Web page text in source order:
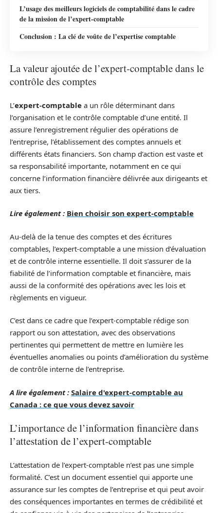
L’usage des meilleurs logiciels de comptabilité dans le cadre
de la mission de l’expert-comptable
Conclusion : La clé de voûte de l’expertise comptable
La valeur ajoutée de l’expert-comptable dans le
contrôle des comptes
L’expert-comptable a un rôle déterminant dans
l’organisation et le contrôle comptable d’une entité. Il
assure l’enregistrement régulier des opérations de
l’entreprise, l’établissement des comptes annuels et
différents états financiers. Son champ d’action est vaste et
sa responsabilité importante, notamment en ce qui
concerne l’information financière délivrée aux dirigeants et
aux tiers.
Lire également : Bien choisir son expert-comptable
Au-delà de la tenue des comptes et des écritures
comptables, l’expert-comptable a une mission d’évaluation
et de contrôle interne essentielle. Il doit s’assurer de la
fiabilité de l’information comptable et financière, mais
aussi de la conformité des opérations avec les lois et
règlements en vigueur.
C’est dans ce cadre que l’expert-comptable rédige son
rapport ou son attestation, avec des observations
pertinentes qui permettent de mettre en lumière les
éventuelles anomalies ou points d’amélioration du système
de contrôle interne de l’entreprise.
A lire également : Salaire d'expert-comptable au
Canada : ce que vous devez savoir
L’importance de l’information financière dans
l’attestation de l’expert-comptable
L’attestation de l’expert-comptable n’est pas une simple
formalité. C’est un document essentiel qui apporte une
assurance sur les comptes de l’entreprise et qui peut avoir
des conséquences importantes en termes de crédibilité et